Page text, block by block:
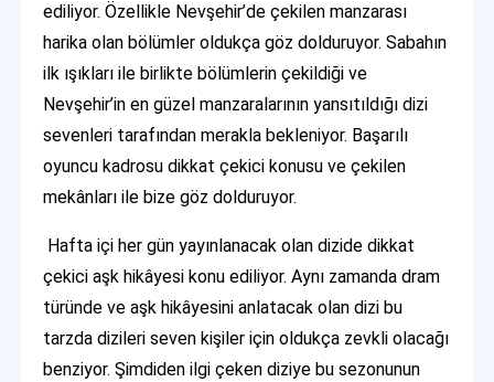
ediliyor. Özellikle Nevşehir’de çekilen manzarası
harika olan bölümler oldukça göz dolduruyor. Sabahın
ilk ışıkları ile birlikte bölümlerin çekildiği ve
Nevşehir’in en güzel manzaralarının yansıtıldığı dizi
sevenleri tarafından merakla bekleniyor. Başarılı
oyuncu kadrosu dikkat çekici konusu ve çekilen
mekânları ile bize göz dolduruyor.
Hafta içi her gün yayınlanacak olan dizide dikkat
çekici aşk hikâyesi konu ediliyor. Aynı zamanda dram
türünde ve aşk hikâyesini anlatacak olan dizi bu
tarzda dizileri seven kişiler için oldukça zevkli olacağı
benziyor. Şimdiden ilgi çeken diziye bu sezonunun